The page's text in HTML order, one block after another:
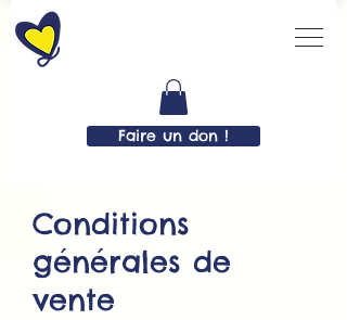
Faire un don !
Conditions
générales de
vente